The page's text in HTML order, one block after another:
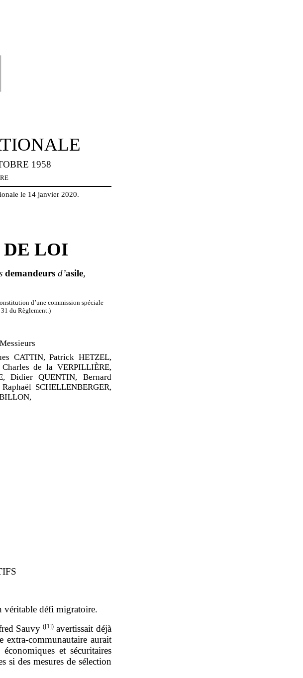
1958
le 14 janvier 2020.
DE LOI
demandeursd’asile,
d’une commission spéciale
du Règlement.)
CATTIN, Patrick HETZEL,
Charles de la VERPILLIÈRE,
Didier QUENTIN,
Bernard
Raphaël SCHELLENBERGER,
véritable défi migratoire.
Sauvy([1]) avertissait déjà
extra‑communautaire aurait
et sécuritaires
si des mesures de sélection